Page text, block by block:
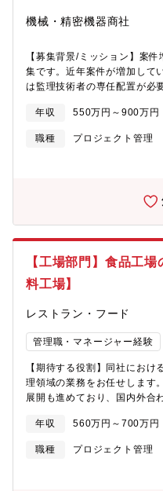
機械・精密機器商社
【募集背景/ミッション】案
集です。近年案件が増加して
は監理技術者の専任配置が必
制の構築に向け、監理技術者
集します。【職務内容】■工
■監理技術者としての現場配
への手続き対応 他※改変・
【同社について】■社風につ
う言葉がありますが、自由度
する精神を強く持った人を
す。■双日マシナリー発足の
カトロニクス、ニチメン、日
化を図りました。徹底した顧
ジネスモデル構築と事業創造
年収 550万円～900万円
職種
プロジェクト管理
【工場部門】食品工
料工場】
レストラン・フード
管理職・マネージャー経験
【期待する役割】同社にお
理領域の業務をお任せします
展開も進めており、国内外合
庵）、新業態店新事業開発（
外事業の拡大（中国・
おり、長期的には「業態開発
を目指しています。こうし
年収 560万円～700万円
職種
プロジェクト管理